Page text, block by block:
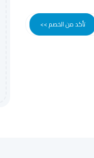
تأكد من الخصم >>